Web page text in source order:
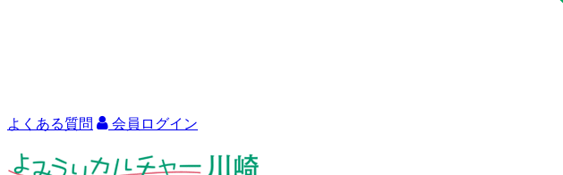
よくある質問 会員ログイン